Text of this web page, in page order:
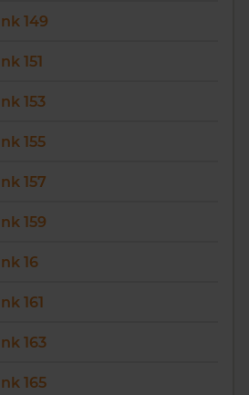
149
151
153
155
157
159
16
161
163
165